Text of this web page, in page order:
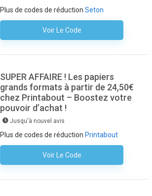
Plus de codes de réduction Seton
Voir Le Code
Aucun Code N'est Nécessaire
SUPER AFFAIRE ! Les papiers
grands formats à partir de 24,50€
chez Printabout – Boostez votre
pouvoir d’achat !
Jusqu'à nouvel avis
Plus de codes de réduction Printabout
Voir Le Code
Aucun Code N'est Nécessaire